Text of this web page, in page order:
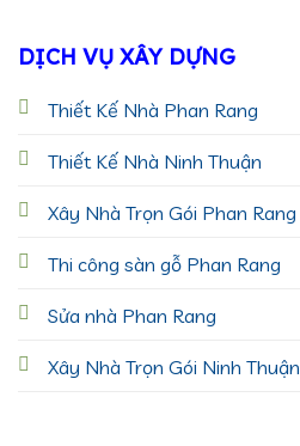
DỊCH VỤ XÂY DỰNG
Thiết Kế Nhà Phan Rang
Thiết Kế Nhà Ninh Thuận
Xây Nhà Trọn Gói Phan Rang
Thi công sàn gỗ Phan Rang
Sửa nhà Phan Rang
Xây Nhà Trọn Gói Ninh Thuận